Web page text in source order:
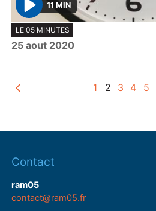
P
l
a
11 MIN
LE 05 MINUTES
25 aout 2020
1 2 3 4 5
Contact
ram05
contact@ram05.fr